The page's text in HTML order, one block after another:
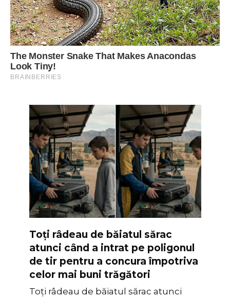
Toți râdeau de băiatul sărac
atunci când a intrat pe poligonul
de tir pentru a concura împotriva
celor mai buni trăgători
Toți râdeau de băiatul sărac atunci